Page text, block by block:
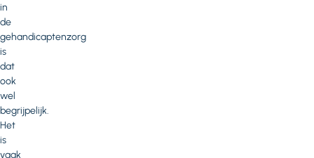
in
de
gehandicaptenzorg
is
dat
ook
wel
begrijpelijk.
Het
is
vaak